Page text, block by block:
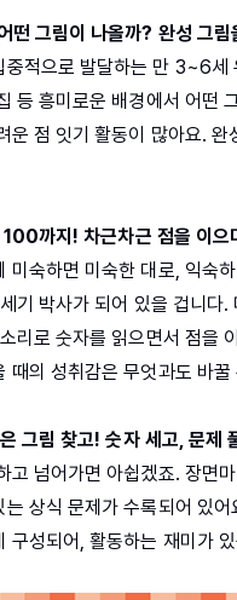
떤 그림이 나올까? 완성 그
중적으로 발달하는 만 3~6세
등 흥미로운 배경에서 어떤
운 점 잇기 활동이 많아요.
까지! 차근차근 점을 이으
미숙하면 미숙한 대로, 익숙
기 박사가 되어 있을 겁니다
리로 숫자를 읽으면서 점을
때의 성취감은 무엇과도 바꿀
그림 찾고! 숫자 세고, 문제
고 넘어가면 아쉽겠죠. 장면
는 상식 문제가 수록되어 있
구성되어, 활동하는 재미가